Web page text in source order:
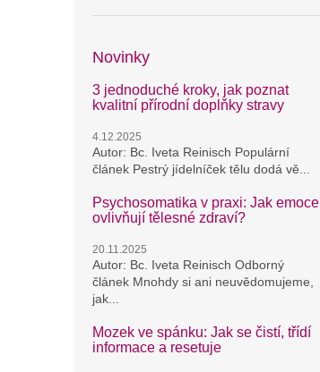
Novinky
3 jednoduché kroky, jak poznat
kvalitní přírodní doplňky stravy
4.12.2025
Autor: Bc. Iveta Reinisch Populární
článek Pestrý jídelníček tělu dodá vě...
Psychosomatika v praxi: Jak emoce
ovlivňují tělesné zdraví?
20.11.2025
Autor: Bc. Iveta Reinisch Odborný
článek Mnohdy si ani neuvědomujeme,
jak...
Mozek ve spánku: Jak se čistí, třídí
informace a resetuje